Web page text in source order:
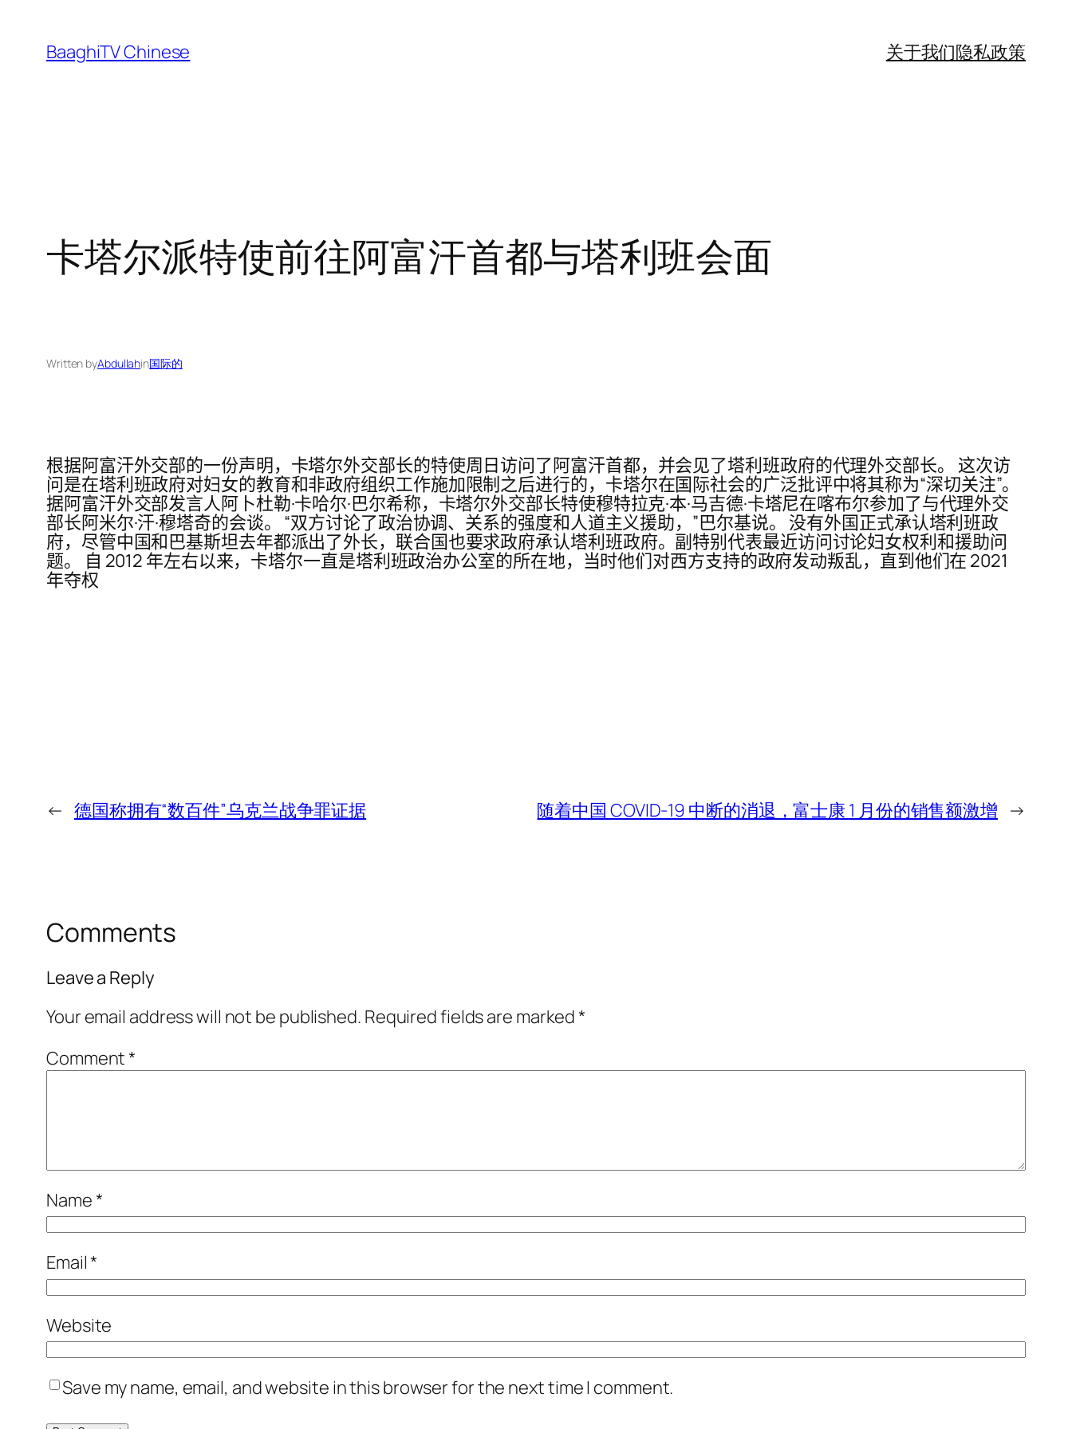
content
BaaghiTV Chinese 关于我们隐私政策
卡塔尔派特使前往阿富汗首都与塔利班会面
Written byAbdullahin国际的
根据阿富汗外交部的一份声明，卡塔尔外交部长的特使周日访问了阿富汗首都，并会见了塔利班政府的代理外交部长。 这次访
问是在塔利班政府对妇​​女的教育和非政府组织工作施加限制之后进行的，卡塔尔在国际社会的广泛批评中将其称为“深切关注”。
据阿富汗外交部发言人阿卜杜勒·卡哈尔·巴尔希称，卡塔尔外交部长特使穆特拉克·本·马吉德·卡塔尼在喀布尔参加了与代理外交
部长阿米尔·汗·穆塔奇的会谈。 “双方讨论了政治协调、关系的强度和人道主义援助，”巴尔基说。 没有外国正式承认塔利班政
府，尽管中国和巴基斯坦去年都派出了外长，联合国也要求政府承认塔利班政府。副特别代表最近访问讨论妇女权利和援助问
题。 自 2012 年左右以来，卡塔尔一直是塔利班政治办公室的所在地，当时他们对西方支持的政府发动叛乱，直到他们在 2021
年夺权
← 德国称拥有“数百件”乌克兰战争罪证据 随着中国 COVID-19 中断的消退，富士康 1 月份的销售额激增 →
Comments
Leave a Reply
Your email address will not be published. Required fields are marked*
Comment*
Name*
Email*
Website
Save my name, email, and website in this browser for the next time I comment.